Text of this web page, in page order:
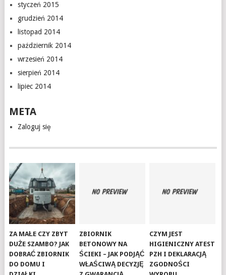
styczeń 2015
grudzień 2014
listopad 2014
październik 2014
wrzesień 2014
sierpień 2014
lipiec 2014
META
Zaloguj się
ZA MAŁE CZY ZBYT
DUŻE SZAMBO? JAK
DOBRAĆ ZBIORNIK
DO DOMU I
ZBIORNIK
BETONOWY NA
ŚCIEKI – JAK PODJĄĆ
WŁAŚCIWĄ DECYZJĘ
CZYM JEST
HIGIENICZNY ATEST
PZH I DEKLARACJĄ
ZGODNOŚCI